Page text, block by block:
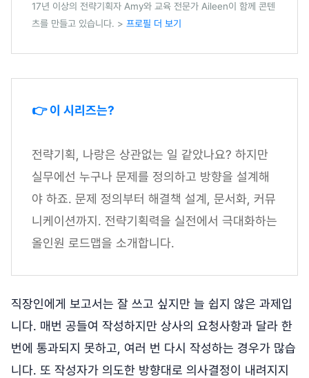
17년 이상의 전략기획자 Amy와 교육 전문가 Aileen이 함께 콘텐
츠를 만들고 있습니다. > 프로필 더 보기
👉 이 시리즈는?
전략기획, 나랑은 상관없는 일 같았나요? 하지만
실무에선 누구나 문제를 정의하고 방향을 설계해
야 하죠. 문제 정의부터 해결책 설계, 문서화, 커뮤
니케이션까지. 전략기획력을 실전에서 극대화하는
올인원 로드맵을 소개합니다.
직장인에게 보고서는 잘 쓰고 싶지만 늘 쉽지 않은 과제입
니다. 매번 공들여 작성하지만 상사의 요청사항과 달라 한
번에 통과되지 못하고, 여러 번 다시 작성하는 경우가 많습
니다. 또 작성자가 의도한 방향대로 의사결정이 내려지지